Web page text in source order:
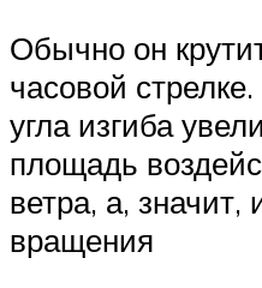
Обычно он
часовой
угла изгиба
площадь
ветра, а, значит,
вращения